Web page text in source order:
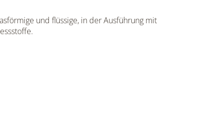
und flüssige, in der Ausführung mit